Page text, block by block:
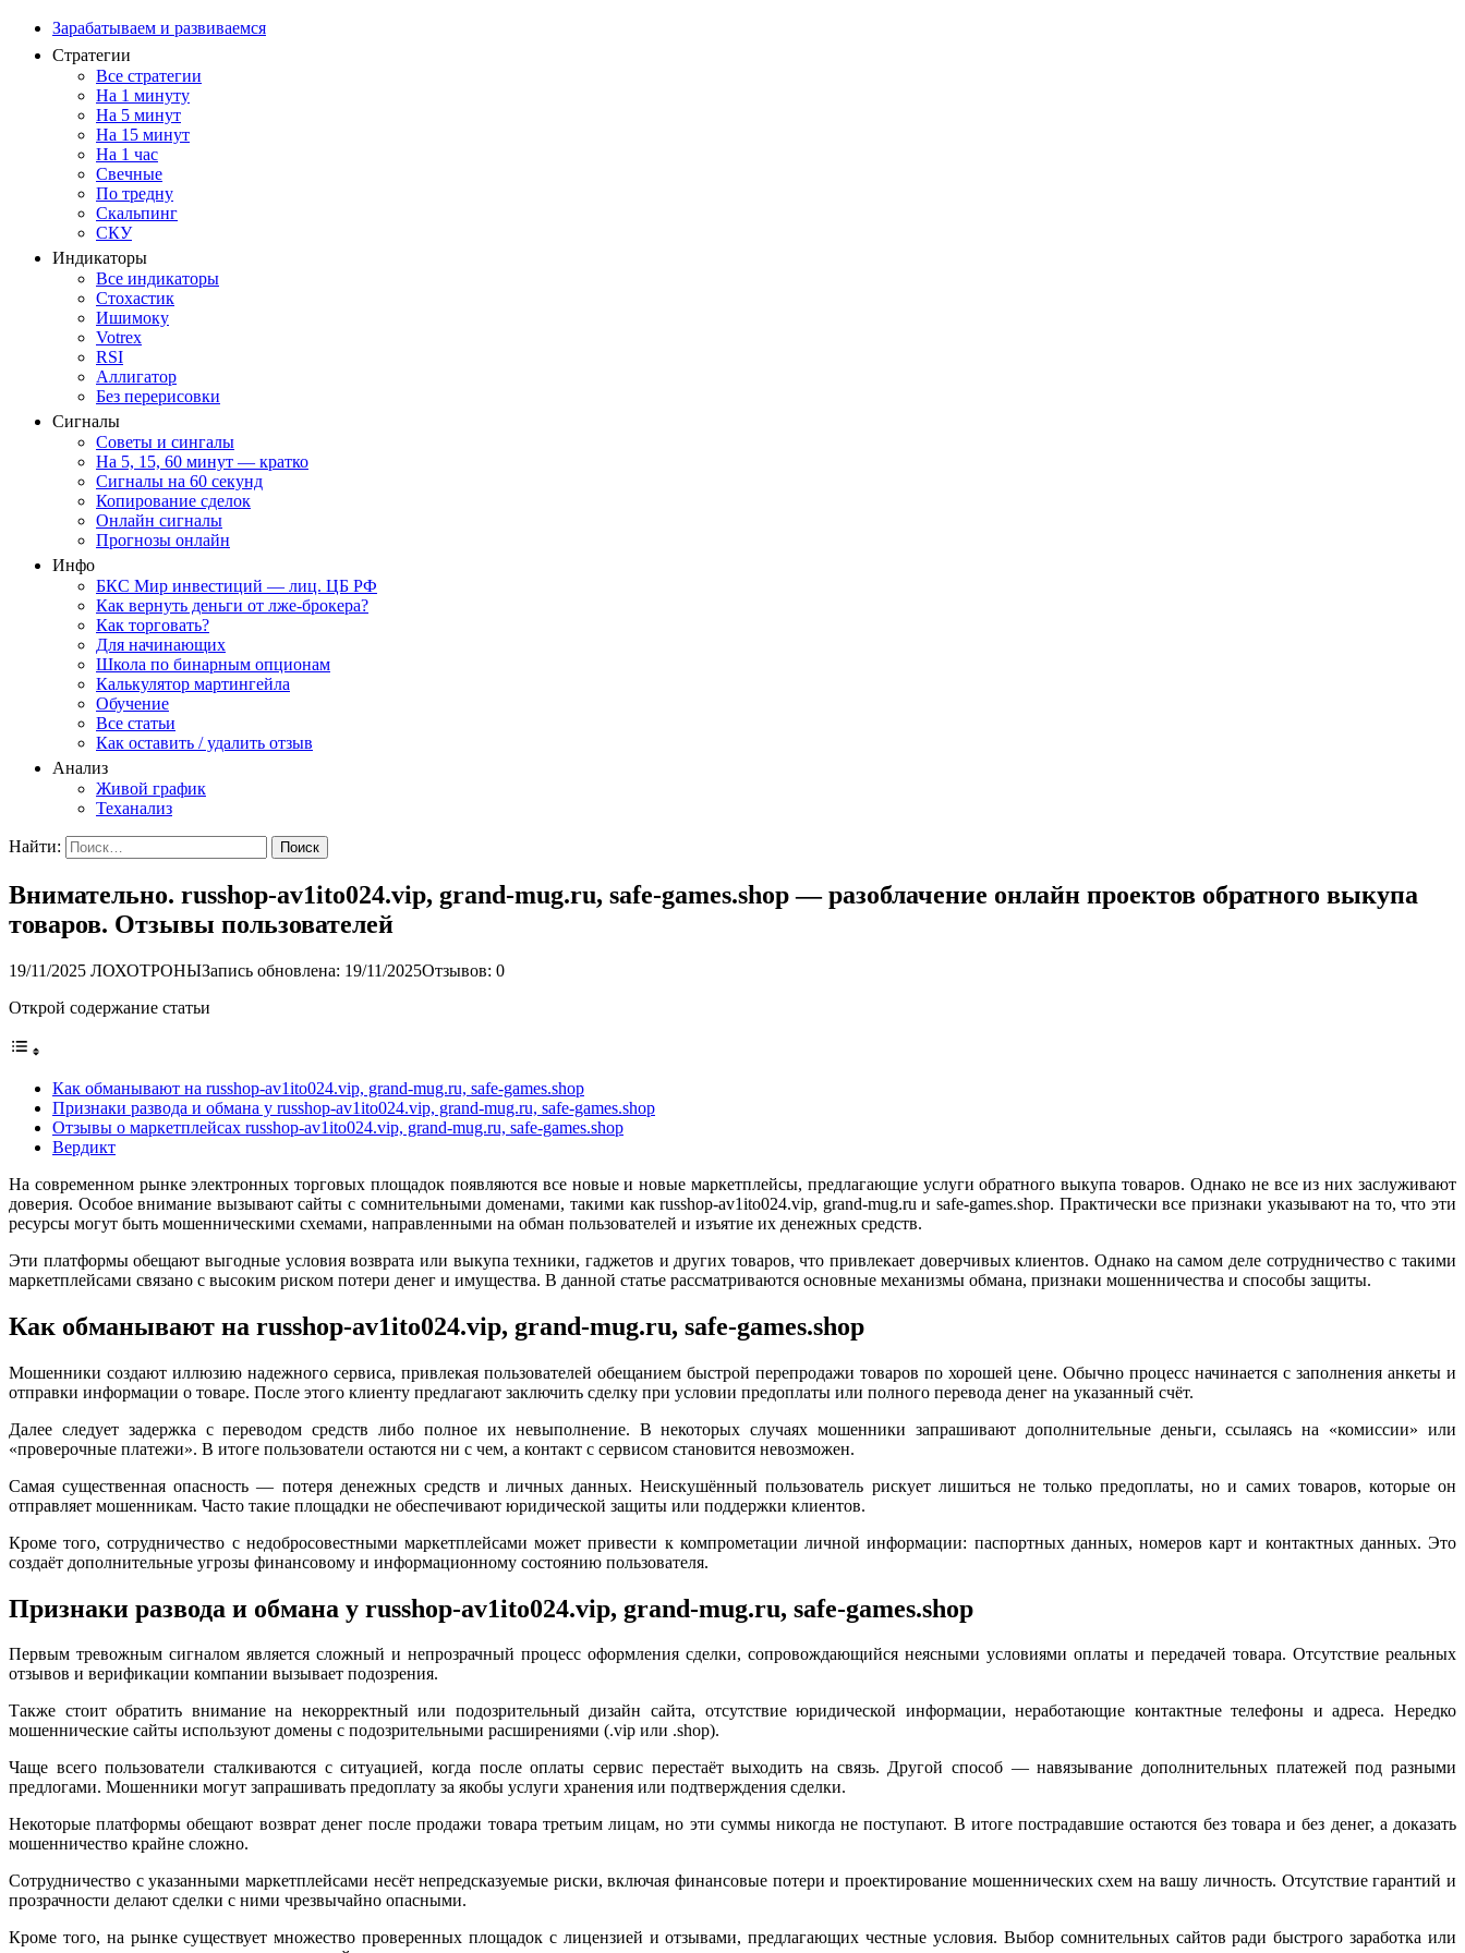
Зарабатываем и развиваемся
Стратегии
Все стратегии
На 1 минуту
На 5 минут
На 15 минут
На 1 час
Свечные
По тредну
Скальпинг
СКУ
Индикаторы
Все индикаторы
Стохастик
Ишимоку
Votrex
RSI
Аллигатор
Без перерисовки
Сигналы
Советы и сингалы
На 5, 15, 60 минут — кратко
Сигналы на 60 секунд
Копирование сделок
Онлайн сигналы
Прогнозы онлайн
Инфо
БКС Мир инвестиций — лиц. ЦБ РФ
Как вернуть деньги от лже-брокера?
Как торговать?
Для начинающих
Школа по бинарным опционам
Калькулятор мартингейла
Обучение
Все статьи
Как оставить / удалить отзыв
Анализ
Живой график
Теханализ
Найти:
Внимательно. russhop-av1ito024.vip, grand-mug.ru, safe-games.shop — разоблачение онлайн проектов обратного выкупа
товаров. Отзывы пользователей
19/11/2025 ЛОХОТРОНЫЗапись обновлена: 19/11/2025Отзывов: 0
Открой содержание статьи
Как обманывают на russhop-av1ito024.vip, grand-mug.ru, safe-games.shop
Признаки развода и обмана у russhop-av1ito024.vip, grand-mug.ru, safe-games.shop
Отзывы о маркетплейсах russhop-av1ito024.vip, grand-mug.ru, safe-games.shop
Вердикт
На современном рынке электронных торговых площадок появляются все новые и новые маркетплейсы, предлагающие услуги обратного выкупа товаров. Однако не все из них заслуживают
доверия. Особое внимание вызывают сайты с сомнительными доменами, такими как russhop-av1ito024.vip, grand-mug.ru и safe-games.shop. Практически все признаки указывают на то, что эти
ресурсы могут быть мошенническими схемами, направленными на обман пользователей и изъятие их денежных средств.
Эти платформы обещают выгодные условия возврата или выкупа техники, гаджетов и других товаров, что привлекает доверчивых клиентов. Однако на самом деле сотрудничество с такими
маркетплейсами связано с высоким риском потери денег и имущества. В данной статье рассматриваются основные механизмы обмана, признаки мошенничества и способы защиты.
Как обманывают на russhop-av1ito024.vip, grand-mug.ru, safe-games.shop
Мошенники создают иллюзию надежного сервиса, привлекая пользователей обещанием быстрой перепродажи товаров по хорошей цене. Обычно процесс начинается с заполнения анкеты и
отправки информации о товаре. После этого клиенту предлагают заключить сделку при условии предоплаты или полного перевода денег на указанный счёт.
Далее следует задержка с переводом средств либо полное их невыполнение. В некоторых случаях мошенники запрашивают дополнительные деньги, ссылаясь на «комиссии» или
«проверочные платежи». В итоге пользователи остаются ни с чем, а контакт с сервисом становится невозможен.
Самая существенная опасность — потеря денежных средств и личных данных. Неискушённый пользователь рискует лишиться не только предоплаты, но и самих товаров, которые он
отправляет мошенникам. Часто такие площадки не обеспечивают юридической защиты или поддержки клиентов.
Кроме того, сотрудничество с недобросовестными маркетплейсами может привести к компрометации личной информации: паспортных данных, номеров карт и контактных данных. Это
создаёт дополнительные угрозы финансовому и информационному состоянию пользователя.
Признаки развода и обмана у russhop-av1ito024.vip, grand-mug.ru, safe-games.shop
Первым тревожным сигналом является сложный и непрозрачный процесс оформления сделки, сопровождающийся неясными условиями оплаты и передачей товара. Отсутствие реальных
отзывов и верификации компании вызывает подозрения.
Также стоит обратить внимание на некорректный или подозрительный дизайн сайта, отсутствие юридической информации, неработающие контактные телефоны и адреса. Нередко
мошеннические сайты используют домены с подозрительными расширениями (.vip или .shop).
Чаще всего пользователи сталкиваются с ситуацией, когда после оплаты сервис перестаёт выходить на связь. Другой способ — навязывание дополнительных платежей под разными
предлогами. Мошенники могут запрашивать предоплату за якобы услуги хранения или подтверждения сделки.
Некоторые платформы обещают возврат денег после продажи товара третьим лицам, но эти суммы никогда не поступают. В итоге пострадавшие остаются без товара и без денег, а доказать
мошенничество крайне сложно.
Сотрудничество с указанными маркетплейсами несёт непредсказуемые риски, включая финансовые потери и проектирование мошеннических схем на вашу личность. Отсутствие гарантий и
прозрачности делают сделки с ними чрезвычайно опасными.
Кроме того, на рынке существует множество проверенных площадок с лицензией и отзывами, предлагающих честные условия. Выбор сомнительных сайтов ради быстрого заработка или